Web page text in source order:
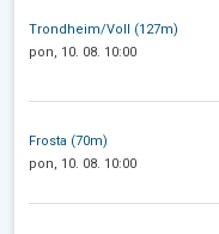
Trondheim/Voll (127m)
pon, 10. 08. 10:00
Frosta (70m)
pon, 10. 08. 10:00